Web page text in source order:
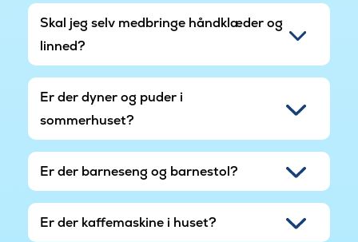
Skal jeg selv medbringe håndklæder og
linned?
Er der dyner og puder i
sommerhuset?
Er der barneseng og barnestol?
Er der kaffemaskine i huset?